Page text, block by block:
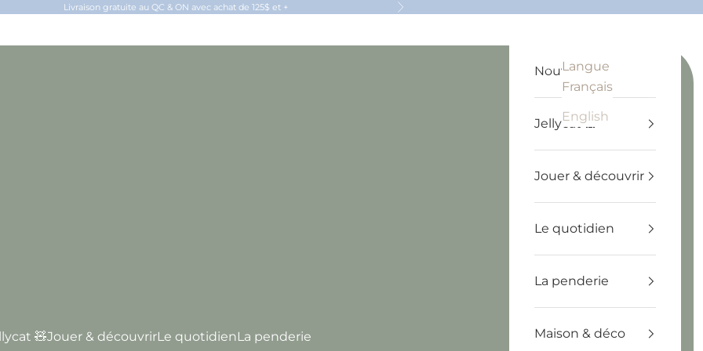
Livraison gratuite au QC & ON avec achat de 125$ et + Suivant
🧸Jouer & découvrirLe quotidienLa penderie
Français
Langue
Français
English
Recherche
Panier
Nouveautés
Jellycat 🧸
Jouer & découvrir
Le quotidien
La penderie
Maison & déco